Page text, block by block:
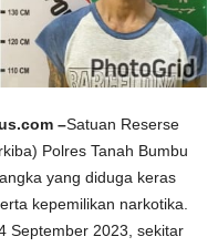
–Satuan Reserse
Polres Tanah Bumbu
yang diduga keras
kepemilikan narkotika.
September 2023, sekitar